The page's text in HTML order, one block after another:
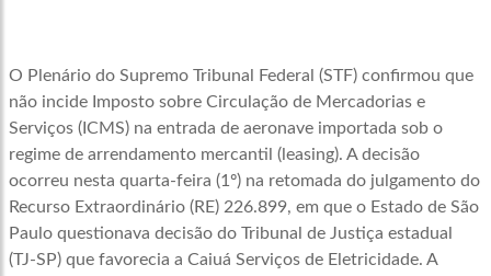
O Plenário do Supremo Tribunal Federal (STF) confirmou que
não incide Imposto sobre Circulação de Mercadorias e
Serviços (ICMS) na entrada de aeronave importada sob o
regime de arrendamento mercantil (leasing). A decisão
ocorreu nesta quarta-feira (1º) na retomada do julgamento do
Recurso Extraordinário (RE) 226.899, em que o Estado de São
Paulo questionava decisão do Tribunal de Justiça estadual
(TJ-SP) que favorecia a Caiuá Serviços de Eletricidade. A